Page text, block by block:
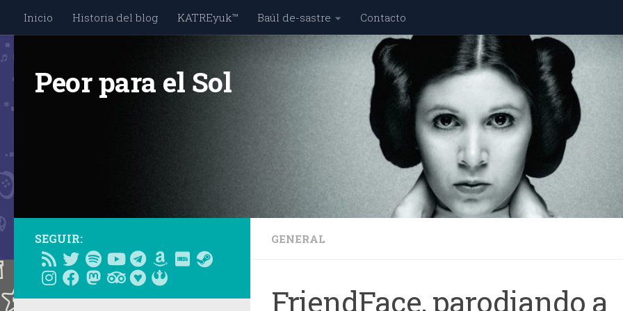
Saltar al contenido
Inicio Historia del blog KATREyuk™ Baúl de-sastre Contacto
Peor para el Sol
GENERAL
FriendFace, parodiando a
SEGUIR: